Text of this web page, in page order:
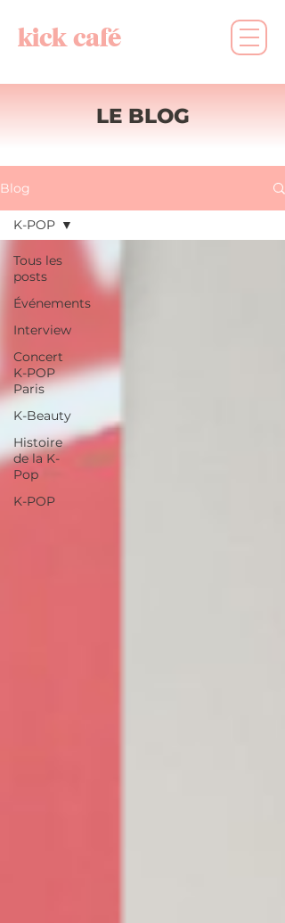
kick café
LE BLOG
Blog
Tous les
posts
Événements
Interview
Concert
K-POP
Paris
K-Beauty
Histoire
de la K-
Pop
K-POP
K-POP